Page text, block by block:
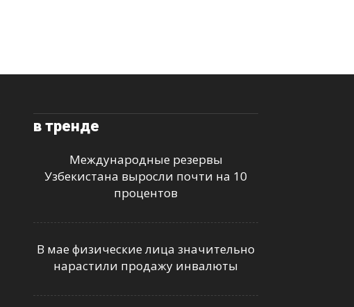
в тренде
Международные резервы
Узбекистана выросли почти на 10
процентов
В мае физические лица значительно
нарастили продажу инвалюты